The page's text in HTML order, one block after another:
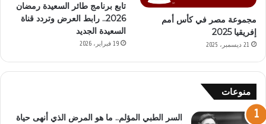
مجموعة مصر في كأس أمم
إفريقيا 2025
21 ديسمبر، 2025
تابع برنامج طائر السعيدة رمضان
2026.. رابط العرض وتردد قناة
السعيدة الجديد
19 فبراير، 2026
منوعات
السر الطبي المؤلم.. ما هو المرض الذي أنهى حياة